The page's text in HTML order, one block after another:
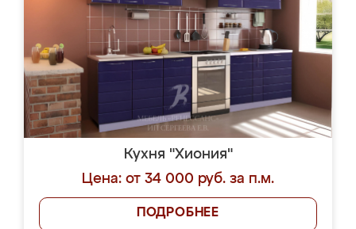
Кухня "Хиония"
Цена: от 34 000 руб. за п.м.
ПОДРОБНЕЕ